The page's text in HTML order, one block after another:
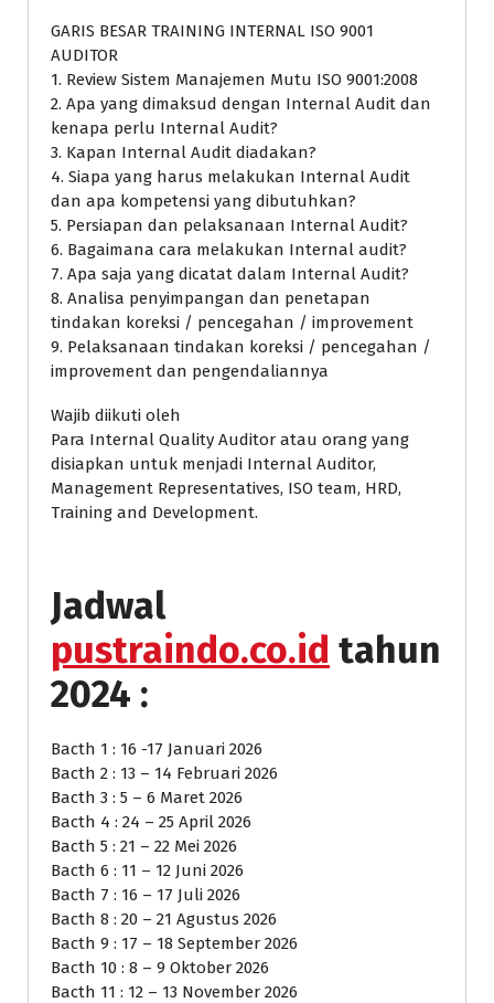
GARIS BESAR TRAINING INTERNAL ISO 9001
AUDITOR
1. Review Sistem Manajemen Mutu ISO 9001:2008
2. Apa yang dimaksud dengan Internal Audit dan
kenapa perlu Internal Audit?
3. Kapan Internal Audit diadakan?
4. Siapa yang harus melakukan Internal Audit
dan apa kompetensi yang dibutuhkan?
5. Persiapan dan pelaksanaan Internal Audit?
6. Bagaimana cara melakukan Internal audit?
7. Apa saja yang dicatat dalam Internal Audit?
8. Analisa penyimpangan dan penetapan
tindakan koreksi / pencegahan / improvement
9. Pelaksanaan tindakan koreksi / pencegahan /
improvement dan pengendaliannya
Wajib diikuti oleh
Para Internal Quality Auditor atau orang yang
disiapkan untuk menjadi Internal Auditor,
Management Representatives, ISO team, HRD,
Training and Development.
Jadwal
pustraindo.co.id tahun
2024 :
Bacth 1 : 16 -17 Januari 2026
Bacth 2 : 13 – 14 Februari 2026
Bacth 3 : 5 – 6 Maret 2026
Bacth 4 : 24 – 25 April 2026
Bacth 5 : 21 – 22 Mei 2026
Bacth 6 : 11 – 12 Juni 2026
Bacth 7 : 16 – 17 Juli 2026
Bacth 8 : 20 – 21 Agustus 2026
Bacth 9 : 17 – 18 September 2026
Bacth 10 : 8 – 9 Oktober 2026
Bacth 11 : 12 – 13 November 2026